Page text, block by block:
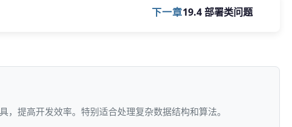
下一章19.4 部署类问题
提高开发效率。特别适合处理复杂数据结构和算法。